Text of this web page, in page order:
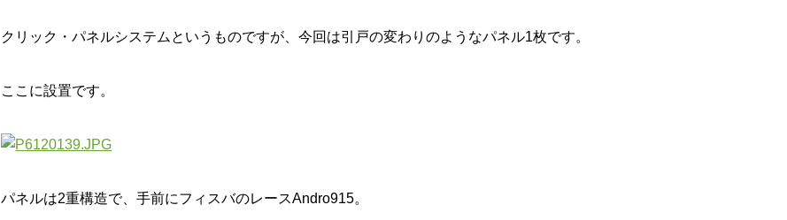
クリック・パネルシステムというものですが、今回は引戸の変わりのようなパネル1枚です。
ここに設置です。
パネルは2重構造で、手前にフィスバのレースAndro915。